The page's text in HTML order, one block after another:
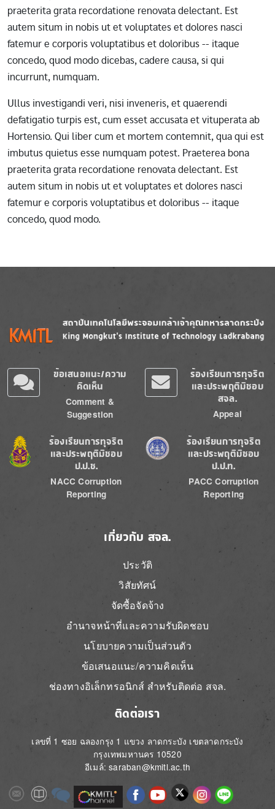
praeterita grata recordatione renovata delectant. Est
autem situm in nobis ut et voluptates et dolores nasci
fatemur e corporis voluptatibus et doloribus -- itaque
concedo, quod modo dicebas, cadere causa, si qui
incurrunt, numquam.
Ullus investigandi veri, nisi inveneris, et quaerendi
defatigatio turpis est, cum esset accusata et vituperata ab
Hortensio. Qui liber cum et mortem contemnit, qua qui est
imbutus quietus esse numquam potest. Praeterea bona
praeterita grata recordatione renovata delectant. Est
autem situm in nobis ut et voluptates et dolores nasci
fatemur e corporis voluptatibus et doloribus -- itaque
concedo, quod modo.
Image
ข้อเสนอแนะ/ความ
คิดเห็น
Comment &
Suggestion
ร้องเรียนการทุจริต
และประพฤติมิชอบ
สจล.
Appeal
Image
ร้องเรียนการทุจริต
และประพฤติมิชอบ
ป.ป.ช.
NACC Corruption
Reporting
Image
ร้องเรียนการทุจริต
และประพฤติมิชอบ
ป.ป.ท.
PACC Corruption
Reporting
เกี่ยวกับ สจล.
ประวัติ
วิสัยทัศน์
จัดซื้อจัดจ้าง
อำนาจหน้าที่และความรับผิดชอบ
นโยบายความเป็นส่วนตัว
ข้อเสนอแนะ/ความคิดเห็น
ช่องทางอิเล็กทรอนิกส์ สำหรับติดต่อ สจล.
ติดต่อเรา
เลขที่ 1 ซอย ฉลองกรุง 1 แขวง ลาดกระบัง เขตลาดกระบัง
กรุงเทพมหานคร 10520
อีเมล์: saraban@kmitl.ac.th
ImageImageImage Image ImageImageImageImageImage